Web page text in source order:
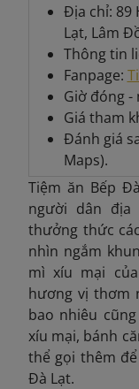
Địa chỉ: 89
Lạt, Lâm
Thông tin
Fanpage:
Giờ đóng -
Giá tham
Đánh giá
Maps).
Tiệm ăn Bếp
người dân địa
thưởng thức
nhìn ngắm
mì xíu mại
hương vị thơm
bao nhiêu
xíu mại, bánh
thể gọi thêm
Đà Lạt.